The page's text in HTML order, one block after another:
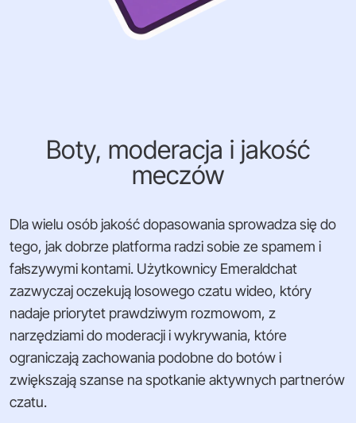
Boty, moderacja i jakość
meczów
Dla wielu osób jakość dopasowania sprowadza się do
tego, jak dobrze platforma radzi sobie ze spamem i
fałszywymi kontami. Użytkownicy Emeraldchat
zazwyczaj oczekują losowego czatu wideo, który
nadaje priorytet prawdziwym rozmowom, z
narzędziami do moderacji i wykrywania, które
ograniczają zachowania podobne do botów i
zwiększają szanse na spotkanie aktywnych partnerów
czatu.